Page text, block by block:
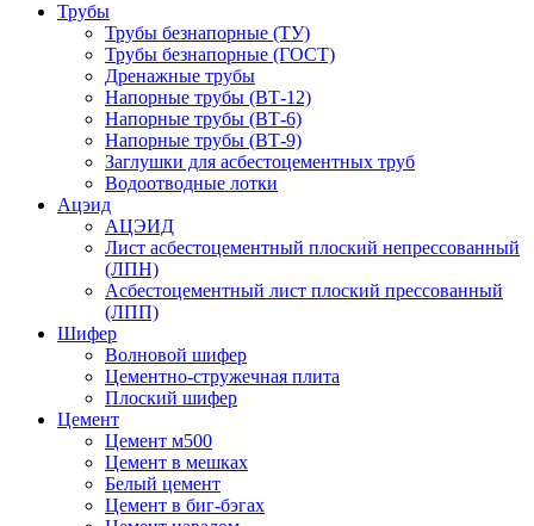
Трубы
Трубы безнапорные (ТУ)
Трубы безнапорные (ГОСТ)
Дренажные трубы
Напорные трубы (ВТ-12)
Напорные трубы (ВТ-6)
Напорные трубы (ВТ-9)
Заглушки для асбестоцементных труб
Водоотводные лотки
Ацэид
АЦЭИД
Лист асбестоцементный плоский непрессованный
(ЛПН)
Асбестоцементный лист плоский прессованный
(ЛПП)
Шифер
Волновой шифер
Цементно-стружечная плита
Плоский шифер
Цемент
Цемент м500
Цемент в мешках
Белый цемент
Цемент в биг-бэгах